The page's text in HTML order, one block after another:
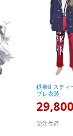
鉄拳8 スティ
プレ衣装
受注生産